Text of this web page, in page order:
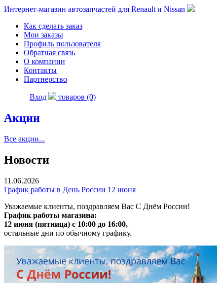
Интернет-магазин автозапчастей для Renault и Nissan
Как сделать заказ
Мои заказы
Профиль пользователя
Обратная связь
О компании
Контакты
Партнерство
Вход товаров (0)
Акции
Все акции...
Новости
11.06.2026
График работы в День России 12 июня
Уважаемые клиенты, поздравляем Вас С Днём России!
График работы магазина:
12 июня (пятница) с 10:00 до 16:00,
остальные дни по обычному графику.